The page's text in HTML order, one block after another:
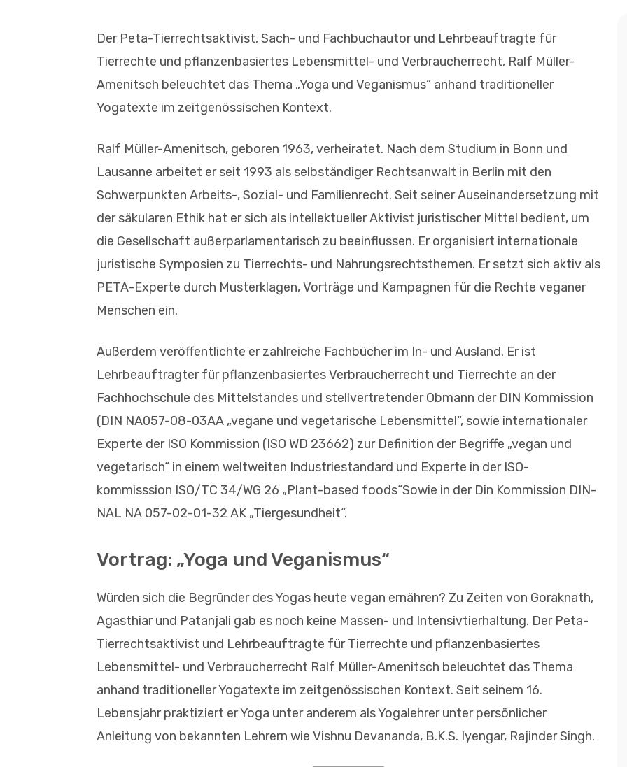
Der Peta-Tierrechtsaktivist, Sach- und Fachbuchautor und Lehrbeauftragte für
Tierrechte und pflanzenbasiertes Lebensmittel- und Verbraucherrecht, Ralf Müller-
Amenitsch beleuchtet das Thema „Yoga und Veganismus“ anhand traditioneller
Yogatexte im zeitgenössischen Kontext.
Ralf Müller-Amenitsch, geboren 1963, verheiratet. Nach dem Studium in Bonn und
Lausanne arbeitet er seit 1993 als selbständiger Rechtsanwalt in Berlin mit den
Schwerpunkten Arbeits-, Sozial- und Familienrecht. Seit seiner Auseinandersetzung mit
der säkularen Ethik hat er sich als intellektueller Aktivist juristischer Mittel bedient, um
die Gesellschaft außerparlamentarisch zu beeinflussen. Er organisiert internationale
juristische Symposien zu Tierrechts- und Nahrungsrechtsthemen. Er setzt sich aktiv als
PETA-Experte durch Musterklagen, Vorträge und Kampagnen für die Rechte veganer
Menschen ein.
Außerdem veröffentlichte er zahlreiche Fachbücher im In- und Ausland. Er ist
Lehrbeauftragter für pflanzenbasiertes Verbraucherrecht und Tierrechte an der
Fachhochschule des Mittelstandes und stellvertretender Obmann der DIN Kommission
(DIN NA057-08-03AA „vegane und vegetarische Lebensmittel“, sowie internationaler
Experte der ISO Kommission (ISO WD 23662) zur Definition der Begriffe „vegan und
vegetarisch“ in einem weltweiten Industriestandard und Experte in der ISO-
kommisssion ISO/TC 34/WG 26 „Plant-based foods“Sowie in der Din Kommission DIN-
NAL NA 057-02-01-32 AK „Tiergesundheit“.
Vortrag: „Yoga und Veganismus“
Würden sich die Begründer des Yogas heute vegan ernähren? Zu Zeiten von Goraknath,
Agasthiar und Patanjali gab es noch keine Massen- und Intensivtierhaltung. Der Peta-
Tierrechtsaktivist und Lehrbeauftragte für Tierrechte und pflanzenbasiertes
Lebensmittel- und Verbraucherrecht Ralf Müller-Amenitsch beleuchtet das Thema
anhand traditioneller Yogatexte im zeitgenössischen Kontext. Seit seinem 16.
Lebensjahr praktiziert er Yoga unter anderem als Yogalehrer unter persönlicher
Anleitung von bekannten Lehrern wie Vishnu Devananda, B.K.S. Iyengar, Rajinder Singh.